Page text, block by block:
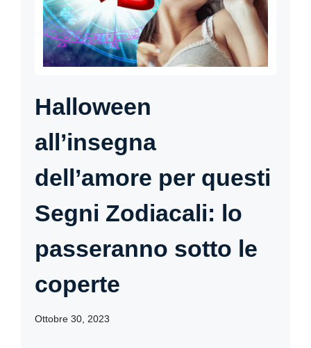
Halloween
all’insegna
dell’amore per questi
Segni Zodiacali: lo
passeranno sotto le
coperte
Ottobre 30, 2023